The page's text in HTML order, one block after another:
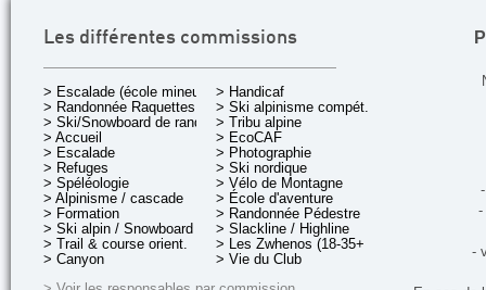
Les différentes commissions
> Escalade (école mineurs)
> Randonnée Raquettes
> Ski/Snowboard de rando.
> Accueil
> Escalade
> Refuges
> Spéléologie
> Alpinisme / cascade
> Formation
> Ski alpin / Snowboard
> Trail & course orient.
> Canyon
> Handicaf
> Ski alpinisme compét.
> Tribu alpine
> EcoCAF
> Photographie
> Ski nordique
> Vélo de Montagne
> École d'aventure
> Randonnée Pédestre
> Slackline / Highline
> Les Zwhenos (18-35+ ans)
> Vie du Club
-
-